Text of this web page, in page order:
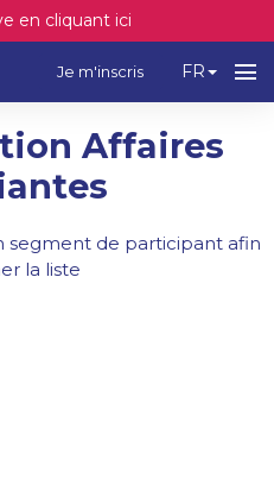
en cliquant ici
Je m'inscris FR
Affaires
segment de participant afin
la liste